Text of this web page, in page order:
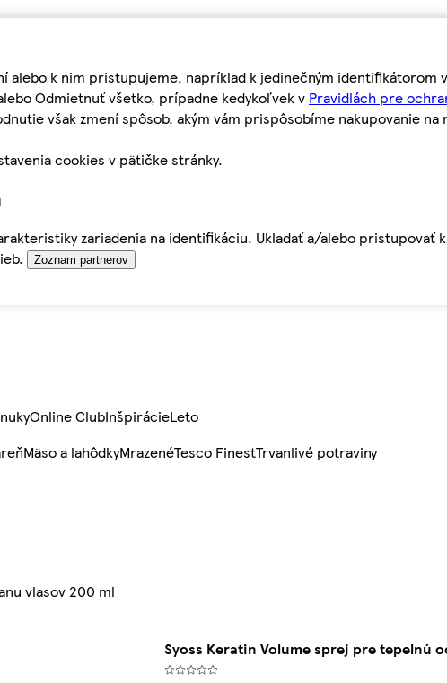
alebo k nim pristupujeme, napríklad k jedinečným
Odmietnuť všetko, prípadne kedykoľvek v Pravidlách pre
však zmení spôsob, akým vám prispôsobíme nakupovanie na
cookies v pätičke stránky.
zariadenia na identifikáciu. Ukladať a/alebo pristupovať
Zoznam partnerov
Online ClubInšpirácieLeto
Mäso a lahôdkyMrazenéTesco FinestTrvanlivé potraviny
vlasov 200 ml
Syoss Keratin Volume sprej pre tepelnú